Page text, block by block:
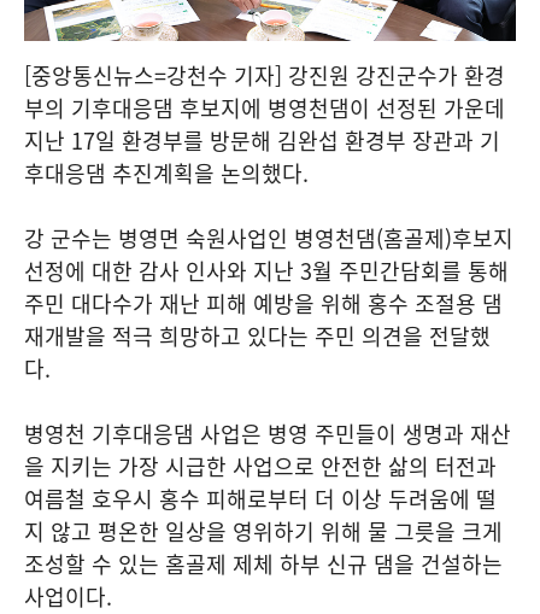
[중앙통신뉴스=강천수 기자] 강진원 강진군수가 환경
부의 기후대응댐 후보지에 병영천댐이 선정된 가운데
지난 17일 환경부를 방문해 김완섭 환경부 장관과 기
후대응댐 추진계획을 논의했다.
강 군수는 병영면 숙원사업인 병영천댐(홈골제)후보지
선정에 대한 감사 인사와 지난 3월 주민간담회를 통해
주민 대다수가 재난 피해 예방을 위해 홍수 조절용 댐
재개발을 적극 희망하고 있다는 주민 의견을 전달했
다.
병영천 기후대응댐 사업은 병영 주민들이 생명과 재산
을 지키는 가장 시급한 사업으로 안전한 삶의 터전과
여름철 호우시 홍수 피해로부터 더 이상 두려움에 떨
지 않고 평온한 일상을 영위하기 위해 물 그릇을 크게
조성할 수 있는 홈골제 제체 하부 신규 댐을 건설하는
사업이다.